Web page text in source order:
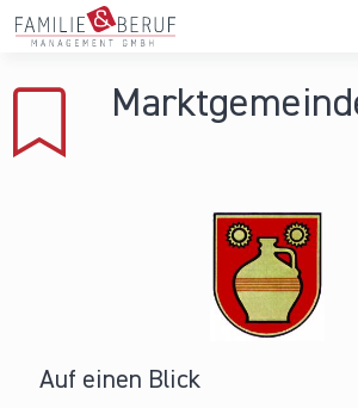
Direkt zum Inhalt
Gemeinden
Auf einen Blick